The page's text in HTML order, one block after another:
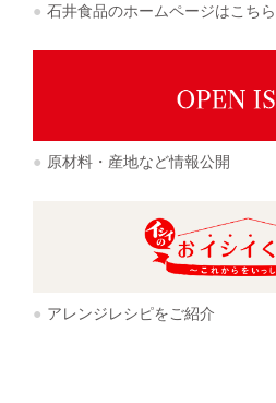
石井食品のホームページはこちら
原材料・産地など情報公開
アレンジレシピをご紹介